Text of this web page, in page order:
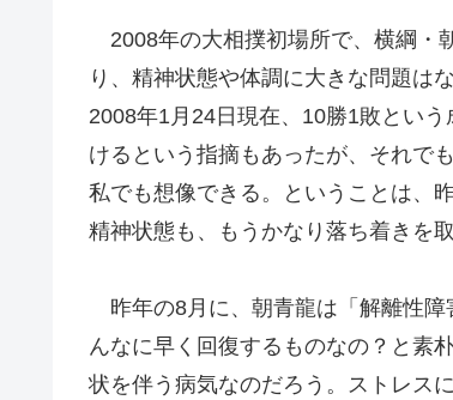
2008年の大相撲初場所で、横綱・
り、精神状態や体調に大きな問題は
2008年1月24日現在、10勝1敗とい
けるという指摘もあったが、それで
私でも想像できる。ということは、
精神状態も、もうかなり落ち着きを
昨年の8月に、朝青龍は「解離性障
んなに早く回復するものなの？と素
状を伴う病気なのだろう。ストレス